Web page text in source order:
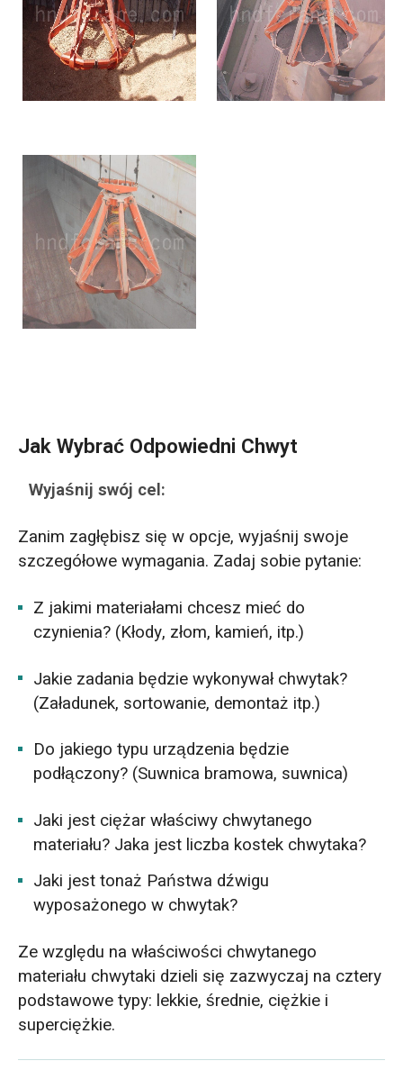
Jak Wybrać Odpowiedni Chwyt
Wyjaśnij swój cel:
Zanim zagłębisz się w opcje, wyjaśnij swoje
szczegółowe wymagania. Zadaj sobie pytanie:
Z jakimi materiałami chcesz mieć do
czynienia? (Kłody, złom, kamień, itp.)
Jakie zadania będzie wykonywał chwytak?
(Załadunek, sortowanie, demontaż itp.)
Do jakiego typu urządzenia będzie
podłączony? (Suwnica bramowa, suwnica)
Jaki jest ciężar właściwy chwytanego
materiału? Jaka jest liczba kostek chwytaka?
Jaki jest tonaż Państwa dźwigu
wyposażonego w chwytak?
Ze względu na właściwości chwytanego
materiału chwytaki dzieli się zazwyczaj na cztery
podstawowe typy: lekkie, średnie, ciężkie i
superciężkie.